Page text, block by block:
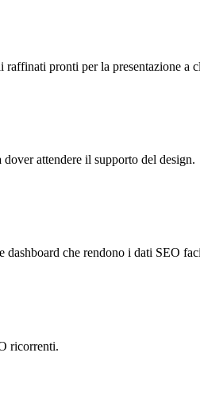
pronti per la presentazione a
attendere il supporto del design.
che rendono i dati SEO
ricorrenti.